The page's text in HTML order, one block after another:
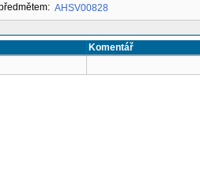
AHSV00828
Komentář